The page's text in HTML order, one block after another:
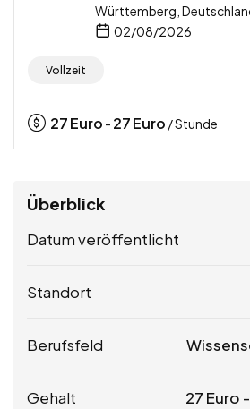
Württemberg,
02/08/2026
Vollzeit
27Euro - 27Euro / Stunde
Überblick
Datum veröffentlicht
Standort
Berufsfeld
Gehalt 27 Euro -